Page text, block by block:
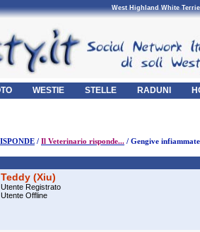
West Highland White
WESTIE STELLE RADUNI
/ Il Veterinario risponde... / Gengive infiammate
Teddy (Xiu)
Utente Registrato
Utente Offline